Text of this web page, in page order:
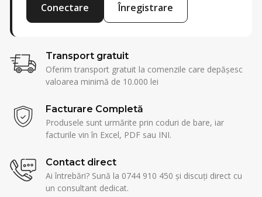
Conectare Înregistrare
Transport gratuit
Oferim transport gratuit la comenzile care depășesc
valoarea minimă de 10.000 lei
Facturare Completă
Produsele sunt urmărite prin coduri de bare, iar
facturile vin în Excel, PDF sau INI.
Contact direct
Ai întrebări? Sună la 0744 910 450 și discuți direct cu
un consultant dedicat.